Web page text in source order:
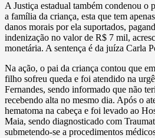
A Justiça estadual também condenou o
a família da criança, esta que tem
danos morais por ela suportados,
indenização no valor de R$ 7 mil,
monetária. A sentença é da juíza Carla
Na ação, o pai da criança contou que
filho sofreu queda e foi atendido na
Fernandes, sendo informado que não
recebendo alta no mesmo dia. Após o
hematoma na cabeça e foi levado ao
Maia, sendo diagnosticado com
submetendo-se a procedimentos